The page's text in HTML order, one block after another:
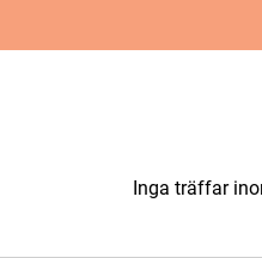
Inga träffar